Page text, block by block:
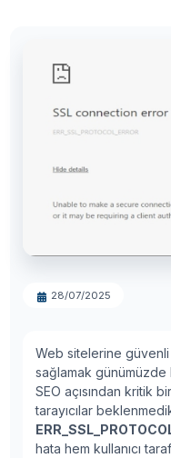
28/07/2025
Web sitelerine
sağlamak günümüzde
SEO açısından kritik
tarayıcılar
hata hem kullanıcı